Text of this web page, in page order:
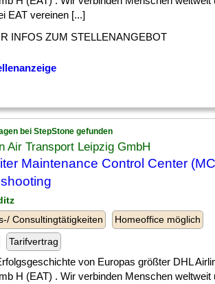
EAT vereinen [...]
INFOS ZUM STELLENANGEBOT
bei StepStone gefunden
Air Transport Leipzig GmbH
Maintenance Control Center
Consultingtätigkeiten
Homeoffice möglich
Tarifvertrag
von Europas größter DHL
H (EAT) . Wir verbinden Menschen